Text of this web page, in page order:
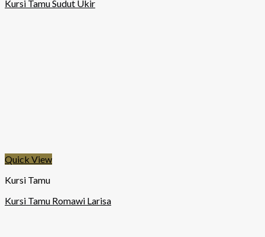
Kursi Tamu Sudut Ukir
Quick View
Kursi Tamu
Kursi Tamu Romawi Larisa